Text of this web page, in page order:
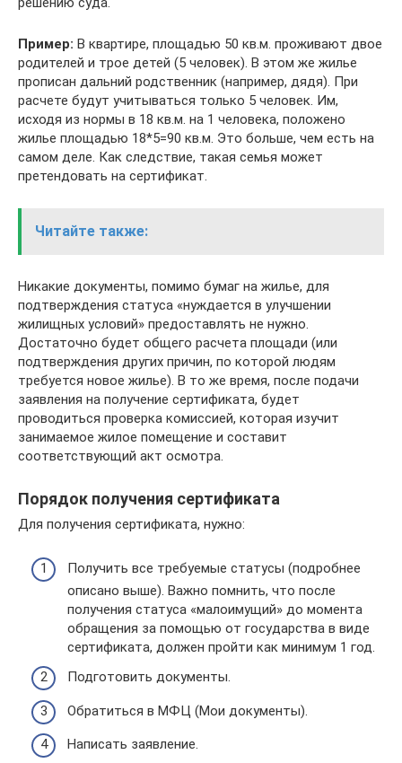
Пример: В квартире, площадью 50 кв.м. проживают двое
родителей и трое детей (5 человек). В этом же жилье
прописан дальний родственник (например, дядя). При
расчете будут учитываться только 5 человек. Им,
исходя из нормы в 18 кв.м. на 1 человека, положено
жилье площадью 18*5=90 кв.м. Это больше, чем есть на
самом деле. Как следствие, такая семья может
претендовать на сертификат.
Читайте также:
Никакие документы, помимо бумаг на жилье, для
подтверждения статуса «нуждается в улучшении
жилищных условий» предоставлять не нужно.
Достаточно будет общего расчета площади (или
подтверждения других причин, по которой людям
требуется новое жилье). В то же время, после подачи
заявления на получение сертификата, будет
проводиться проверка комиссией, которая изучит
занимаемое жилое помещение и составит
соответствующий акт осмотра.
Порядок получения сертификата
Для получения сертификата, нужно:
Получить все требуемые статусы (подробнее
описано выше). Важно помнить, что после
получения статуса «малоимущий» до момента
обращения за помощью от государства в виде
сертификата, должен пройти как минимум 1 год.
Подготовить документы.
Обратиться в МФЦ (Мои документы).
Написать заявление.